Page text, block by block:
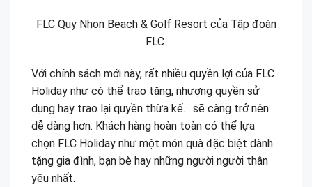
FLC Quy Nhon Beach & Golf Resort của Tập đoàn
FLC.
Với chính sách mới này, rất nhiều quyền lợi của FLC
Holiday như có thể trao tặng, nhượng quyền sử
dụng hay trao lại quyền thừa kế… sẽ càng trở nên
dễ dàng hơn. Khách hàng hoàn toàn có thể lựa
chọn FLC Holiday như một món quà đặc biệt dành
tặng gia đình, bạn bè hay những người người thân
yêu nhất.